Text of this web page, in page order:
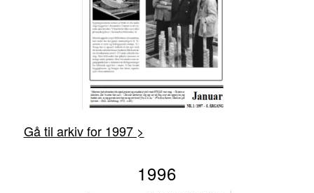
Gå til arkiv for 1997 >
1996